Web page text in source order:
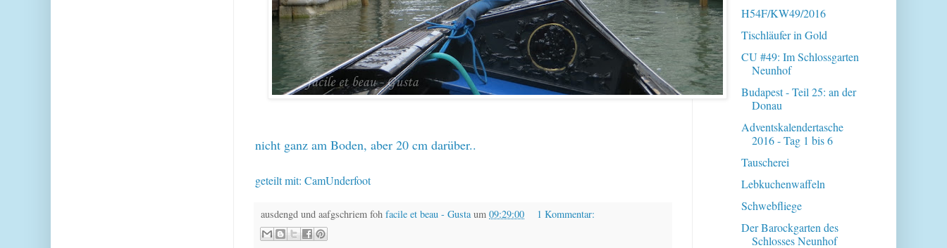
nicht ganz am Boden, aber 20 cm darüber..
geteilt mit: CamUnderfoot
ausdengd und aafgschriem foh facile et beau - Gusta um 09:29:00 1 Kommentar:
H54F/KW49/2016
Tischläufer in Gold
CU #49: Im Schlossgarten
Neunhof
Budapest - Teil 25: an der
Donau
Adventskalendertasche
2016 - Tag 1 bis 6
Tauscherei
Lebkuchenwaffeln
Schwebfliege
Der Barockgarten des
Schlosses Neunhof